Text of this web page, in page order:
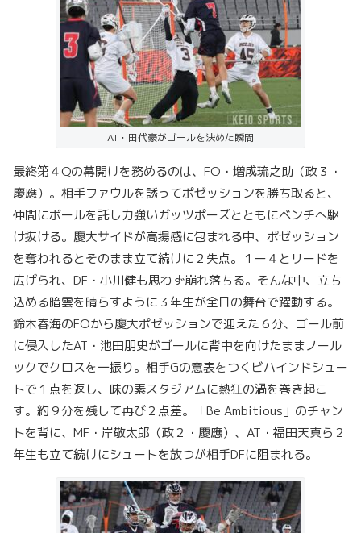
AT・田代豪がゴールを決めた瞬間
最終第４Qの幕開けを務めるのは、FO・増成琉之助（政３・
慶應）。相手ファウルを誘ってポゼッションを勝ち取ると、
仲間にボールを託し力強いガッツポーズとともにベンチへ駆
け抜ける。慶大サイドが高揚感に包まれる中、ポゼッション
を奪われるとそのまま立て続けに２失点。１ー４とリードを
広げられ、DF・小川健も思わず崩れ落ちる。そんな中、立ち
込める暗雲を晴らすように３年生が全日の舞台で躍動する。
鈴木春海のFOから慶大ポゼッションで迎えた６分、ゴール前
に侵入したAT・池田朋史がゴールに背中を向けたままノール
ックでクロスを一振り。相手Gの意表をつくビハインドシュー
トで１点を返し、味の素スタジアムに熱狂の渦を巻き起こ
す。約９分を残して再び２点差。「Be Ambitious」のチャン
トを背に、MF・岸敬太郎（政２・慶應）、AT・福田天真ら２
年生も立て続けにシュートを放つが相手DFに阻まれる。